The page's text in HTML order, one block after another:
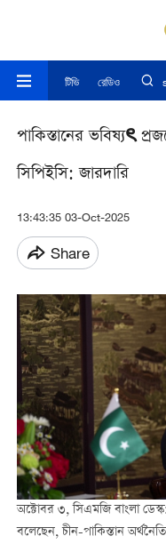
টিভি রেডিও
পাকিস্তানের ভবিষ্যৎ
সিপিইসি: জারদারি
13:43:35 03-Oct-2025
Share
অক্টোবর ৩, সিএমজি বাংলা
বলেছেন, চীন-পাকিস্তান